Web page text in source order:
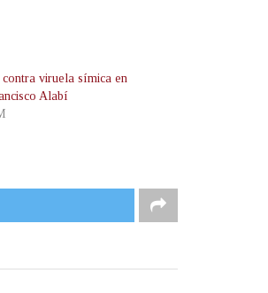
contra viruela símica en
Alabí